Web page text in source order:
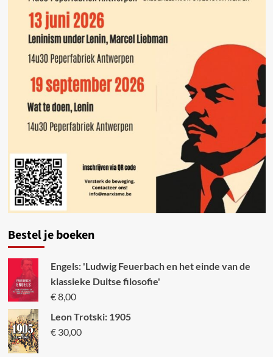
Bestel je boeken
Engels: 'Ludwig Feuerbach en het einde van de
klassieke Duitse filosofie'
€8,00
Leon Trotski: 1905
€30,00